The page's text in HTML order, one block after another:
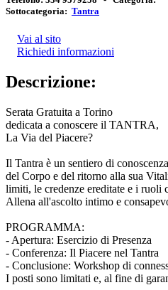
Sottocategoria: Tantra
Vai al sito
Richiedi informazioni
Descrizione:
Serata Gratuita a Torino
dedicata a conoscere il TANTRA,
La Via del Piacere?
Il Tantra è un sentiero di
del Corpo e del ritorno alla sua
limiti, le credenze ereditate e i ruoli
Allena all'ascolto intimo e
PROGRAMMA:
- Apertura: Esercizio di Presenza
- Conferenza: Il Piacere nel Tantra
- Conclusione: Workshop di
I posti sono limitati e, al fine di